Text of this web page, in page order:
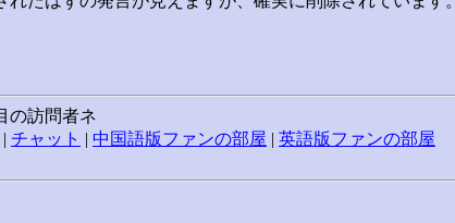
の訪問者ネ
| チャット | 中国語版ファンの部屋 | 英語版ファンの部屋